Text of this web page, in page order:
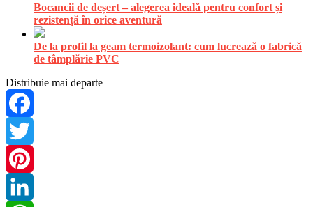
Bocancii de deșert – alegerea ideală pentru confort și
rezistență în orice aventură
De la profil la geam termoizolant: cum lucrează o fabrică
de tâmplărie PVC
Distribuie mai departe
Facebook
Twitter
Pinterest